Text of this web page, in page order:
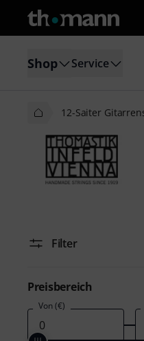
Shop Service
12-Saiter
Filter
Preisbereich
Von (€)